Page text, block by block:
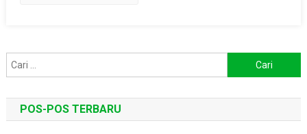
untuk:
POS-POS TERBARU